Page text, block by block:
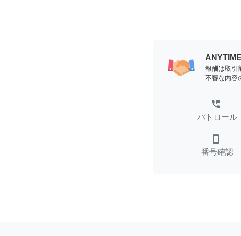
報酬は取引
不審な内容
perm_phone_msg
パトロール
smartphone
番号確認